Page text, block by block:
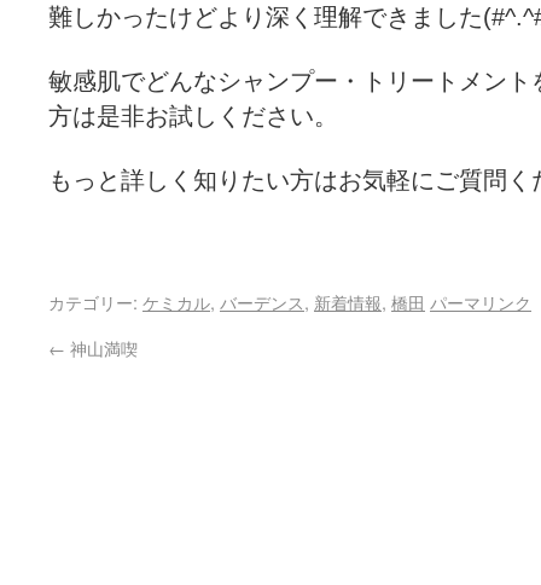
難しかったけどより深く理解できました
敏感肌でどんなシャンプー・トリートメン
方は是非お試しください。
もっと詳しく知りたい方はお気軽にご質問く
カテゴリー: ケミカル, バーデンス, 新着情報, 橋田 パーマリンク
← 神山満喫